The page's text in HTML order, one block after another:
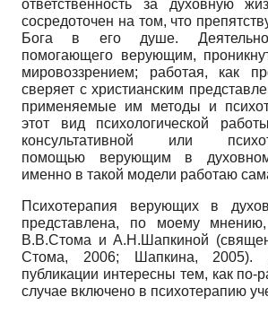
ответственность за духовную
сосредоточен на том, что
Бога в его душе.
помогающего верующим,
мировоззрением; работая, как
сверяет с христианским
применяемые им методы и
этот вид психологической
консультативной или
помощью верующим в
именно в такой модели работаю
Психотерапия верующих в
представлена, по моему
В.В.Стома и А.Н.Шапкиной
Стома, 2006; Шапкина,
публикации интересны тем, как по-
случае включено в психотерапию